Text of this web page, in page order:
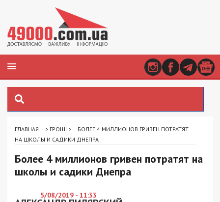
ГЛАВНАЯ > ГРОШІ >
БОЛЕЕ 4 МИЛЛИОНОВ ГРИВЕН ПОТРАТЯТ
НА ШКОЛЫ И САДИКИ ДНЕПРА
Более 4 миллионов гривен потратят на
школы и садики Днепра
5/08/2019 - 11:33